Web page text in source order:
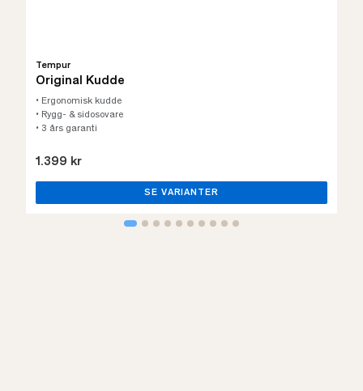
Tempur
Original Kudde
• Ergonomisk kudde
• Rygg- & sidosovare
• 3 års garanti
1.399 kr
SE VARIANTER